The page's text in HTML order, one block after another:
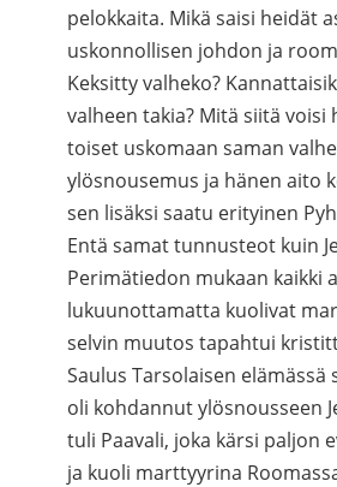
pelokkaita. Mikä saisi heidät
uskonnollisen johdon ja
Keksitty valheko?
valheen takia? Mitä siitä voisi
toiset uskomaan saman
ylösnousemus ja hänen aito
sen lisäksi saatu erityinen
Entä samat tunnusteot kuin
Perimätiedon mukaan kaikki
lukuunottamatta kuolivat
selvin muutos tapahtui
Saulus Tarsolaisen elämässä
oli kohdannut ylösnousseen
tuli Paavali, joka kärsi paljon
ja kuoli marttyyrina